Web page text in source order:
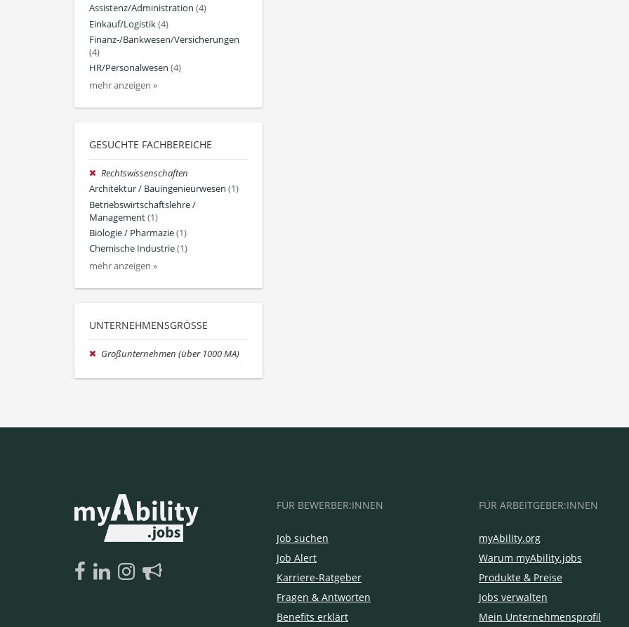
Assistenz/Administration (4)
Einkauf/Logistik(4)
Finanz-/Bankwesen/Versicherungen
(4)
HR/Personalwesen (4)
mehr anzeigen »
GESUCHTE FACHBEREICHE
Rechtswissenschaften
Architektur / Bauingenieurwesen (1)
Betriebswirtschaftslehre /
Management(1)
Biologie / Pharmazie(1)
Chemische Industrie(1)
mehr anzeigen »
UNTERNEHMENSGRÖSSE
Großunternehmen (über 1000 MA)
FÜR BEWERBER:INNEN
Job suchen
Job Alert
Karriere-Ratgeber
Fragen & Antworten
Benefits erklärt
FÜR ARBEITGEBER:INNEN
myAbility.org
Warum myAbility.jobs
Produkte & Preise
Jobs verwalten
Mein Unternehmensprofil